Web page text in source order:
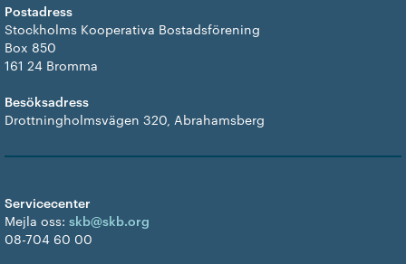
Postadress
Stockholms Kooperativa Bostadsförening
Box 850
161 24 Bromma
Besöksadress
Drottningholmsvägen 320, Abrahamsberg
Servicecenter
Mejla oss: skb@skb.org
08-704 60 00